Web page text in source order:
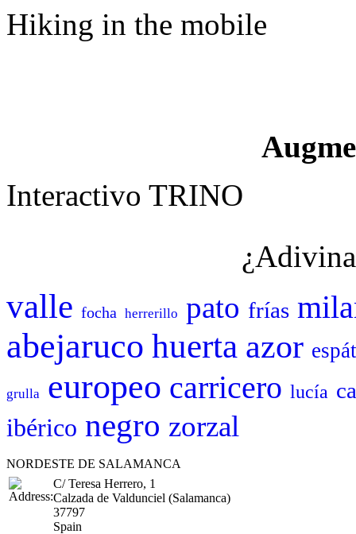
Hiking in the mobile
Interactivo TRINO
valle focha herrerillo pato frías
abejaruco huerta azor
grulla europeo carricero lucía
ibérico negro zorzal
NORDESTE DE SALAMANCA
C/ Teresa Herrero, 1
Calzada de Valdunciel (Salamanca)
37797
Spain